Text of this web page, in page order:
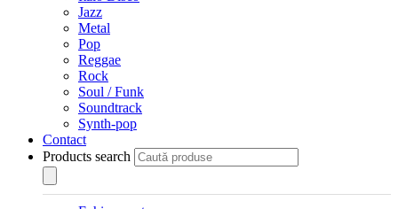
Jazz
Metal
Pop
Reggae
Rock
Soul / Funk
Soundtrack
Synth-pop
Contact
Products search